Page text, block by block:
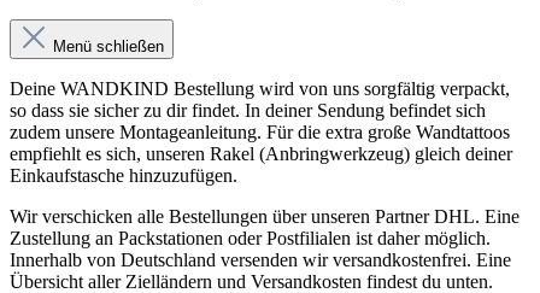
Menü schließen
Deine WANDKIND Bestellung wird von uns sorgfältig verpackt,
so dass sie sicher zu dir findet. In deiner Sendung befindet sich
zudem unsere Montageanleitung. Für die extra große Wandtattoos
empfiehlt es sich, unseren Rakel (Anbringwerkzeug) gleich deiner
Einkaufstasche hinzuzufügen.
Wir verschicken alle Bestellungen über unseren Partner DHL. Eine
Zustellung an Packstationen oder Postfilialen ist daher möglich.
Innerhalb von Deutschland versenden wir versandkostenfrei. Eine
Übersicht aller Zielländern und Versandkosten findest du unten.